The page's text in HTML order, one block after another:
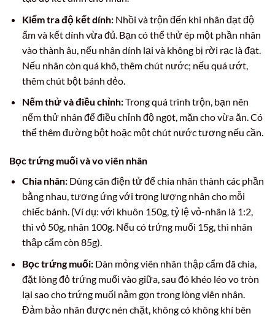
Kiểm tra độ kết dính:Nhồi và trộn đến khi nhân đạt độ
ẩm và kết dính vừa đủ. Bạn có thể thử ép một phần nhân
vào thành âu, nếu nhân dính lại và không bị rời rạc là đạt.
Nếu nhân còn quá khô, thêm chút nước; nếu quá ướt,
thêm chút bột bánh dẻo.
Nếm thử và điều chỉnh:Trong quá trình trộn, bạn nên
nếm thử nhân để điều chỉnh độ ngọt, mặn cho vừa ăn. Có
thể thêm đường bột hoặc một chút nước tương nếu cần.
Bọc trứng muối và vo viên nhân
Chia nhân:Dùng cân điện tử để chia nhân thành các phần
bằng nhau, tương ứng với trọng lượng nhân cho mỗi
chiếc bánh. (Ví dụ: với khuôn 150g, tỷ lệ vỏ-nhân là 1:2,
thì vỏ 50g, nhân 100g. Nếu có trứng muối 15g, thì nhân
thập cẩm còn 85g).
Bọc trứng muối:Dàn mỏng viên nhân thập cẩm đã chia,
đặt lòng đỏ trứng muối vào giữa, sau đó khéo léo vo tròn
lại sao cho trứng muối nằm gọn trong lòng viên nhân.
Đảm bảo nhân được nén chặt, không có không khí bên